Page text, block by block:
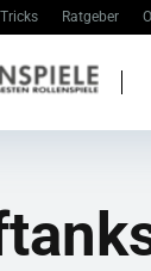
Ratgeber